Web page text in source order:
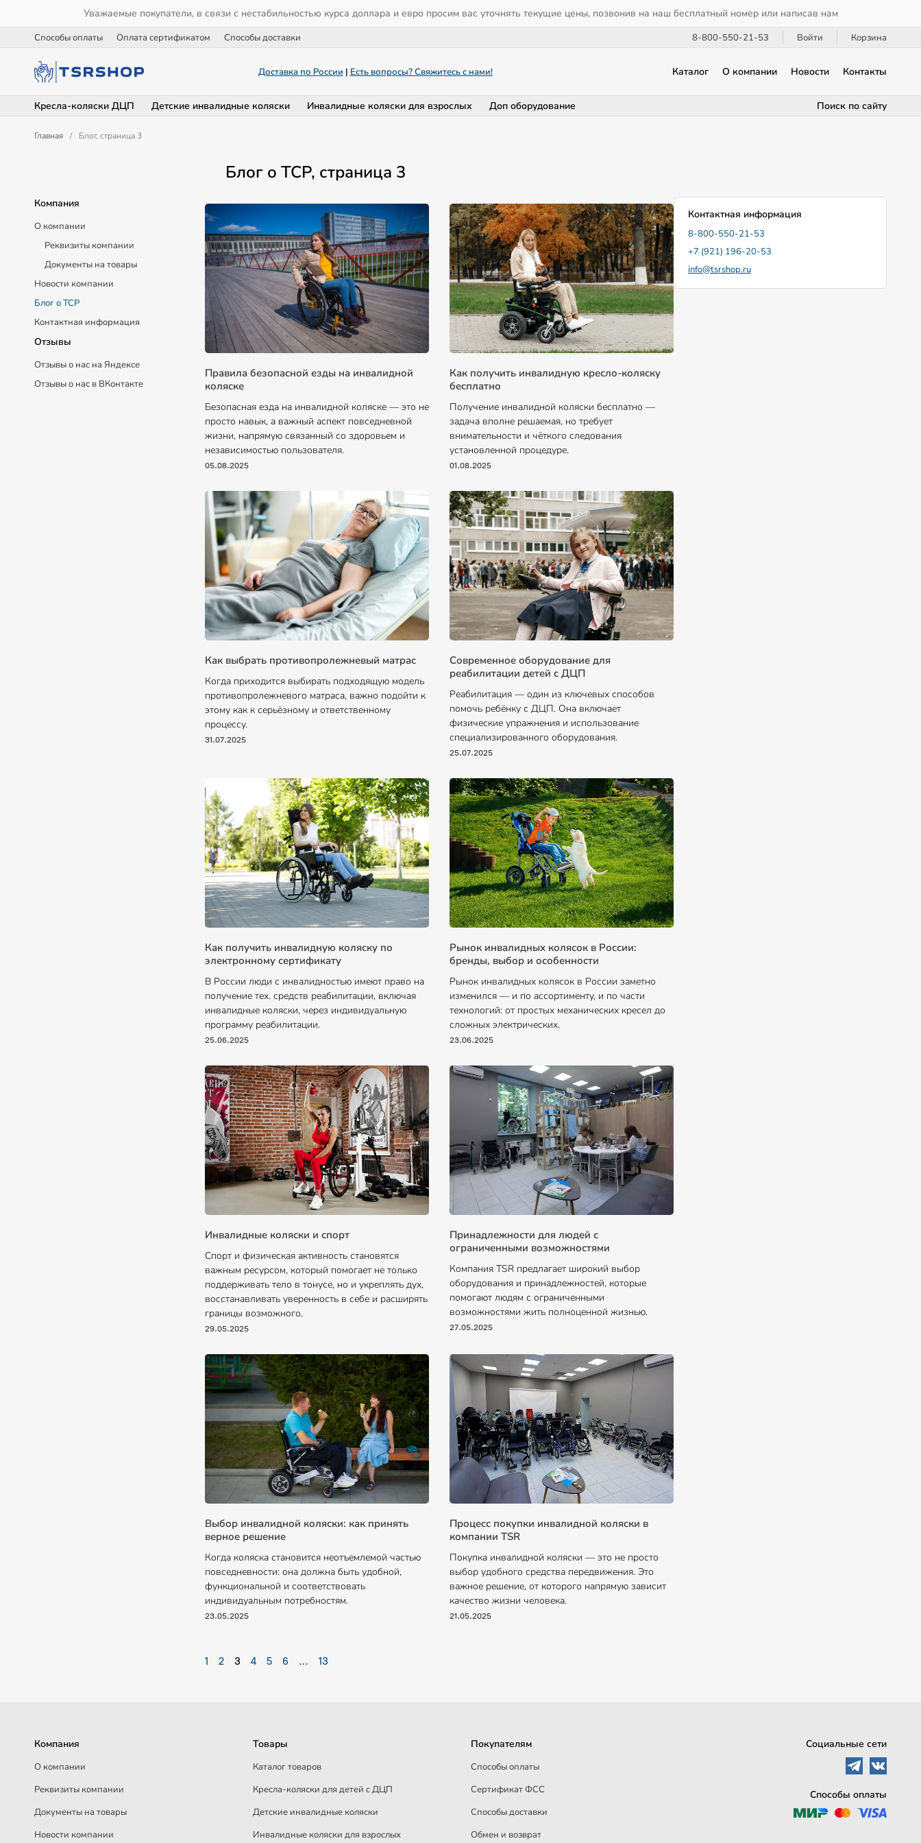
Уважаемые покупатели, в связи с нестабильностью курса доллара и евро просим вас уточнять текущие цены, позвонив на наш бесплатный номер или написав нам
Способы оплаты Оплата сертификатом Способы доставки 8-800-550-21-53 Войти Корзина
Доставка по России | Есть вопросы? Свяжитесь с нами! Каталог О компании Новости Контакты
Кресла-коляски ДЦП Детские инвалидные коляски Инвалидные коляски для взрослых Доп оборудование Поиск по сайту
Главная / Блог, страница 3
Блог о ТСР, страница 3
Компания
О компании
Реквизиты компании
Документы на товары
Новости компании
Блог о ТСР
Контактная информация
Отзывы
Отзывы о нас на Яндексе
Отзывы о нас в ВКонтакте
Правила безопасной езды на инвалидной
коляске
Безопасная езда на инвалидной коляске — это не
просто навык, а важный аспект повседневной
жизни, напрямую связанный со здоровьем и
независимостью пользователя.
05.08.2025
Как получить инвалидную кресло-коляску
бесплатно
Получение инвалидной коляски бесплатно —
задача вполне решаемая, но требует
внимательности и чёткого следования
установленной процедуре.
01.08.2025
Как выбрать противопролежневый матрас
Когда приходится выбирать подходящую модель
противопролежневого матраса, важно подойти к
этому как к серьёзному и ответственному
процессу.
31.07.2025
Современное оборудование для
реабилитации детей с ДЦП
Реабилитация — один из ключевых способов
помочь ребёнку с ДЦП. Она включает
физические упражнения и использование
специализированного оборудования.
25.07.2025
Как получить инвалидную коляску по
электронному сертификату
В России люди с инвалидностью имеют право на
получение тех. средств реабилитации, включая
инвалидные коляски, через индивидуальную
программу реабилитации.
25.06.2025
Рынок инвалидных колясок в России:
бренды, выбор и особенности
Рынок инвалидных колясок в России заметно
изменился — и по ассортименту, и по части
технологий: от простых механических кресел до
сложных электрических.
23.06.2025
Инвалидные коляски и спорт
Спорт и физическая активность становятся
важным ресурсом, который помогает не только
поддерживать тело в тонусе, но и укреплять дух,
восстанавливать уверенность в себе и расширять
границы возможного.
29.05.2025
Принадлежности для людей с
ограниченными возможностями
Компания TSR предлагает широкий выбор
оборудования и принадлежностей, которые
помогают людям с ограниченными
возможностями жить полноценной жизнью.
27.05.2025
Выбор инвалидной коляски: как принять
верное решение
Когда коляска становится неотъемлемой частью
повседневности: она должна быть удобной,
функциональной и соответствовать
индивидуальным потребностям.
23.05.2025
Процесс покупки инвалидной коляски в
компании TSR
Покупка инвалидной коляски — это не просто
выбор удобного средства передвижения. Это
важное решение, от которого напрямую зависит
качество жизни человека.
21.05.2025
1 2 3 4 5 6 … 13
Контактная информация
8-800-550-21-53
+7 (921) 196-20-53
info@tsrshop.ru
Компания
О компании
Реквизиты компании
Документы на товары
Новости компании
Товары
Каталог товаров
Кресла-коляски для детей c ДЦП
Детские инвалидные коляски
Инвалидные коляски для взрослых
Покупателям
Способы оплаты
Сертификат ФСС
Способы доставки
Обмен и возврат
Социальные сети
Способы оплаты